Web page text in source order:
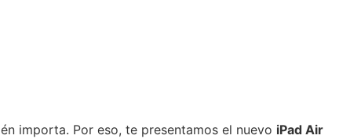
importa. Por eso, te presentamos el nuevo iPad Air